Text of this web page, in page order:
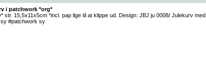
i patchwork *org*
15,5x11x5cm *incl. pap lige til at klippe ud. Design: JBJ ju 0008/ Julekurv med
#patchwork sy